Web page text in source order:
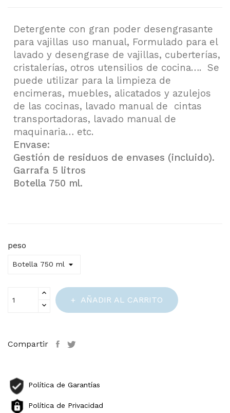
Detergente con gran poder desengrasante
para vajillas uso manual, Formulado para el
lavado y desengrase de vajillas, cuberterías,
cristalerías, otros utensilios de cocina…. Se
puede utilizar para la limpieza de
encimeras, muebles, alicatados y azulejos
de las cocinas, lavado manual de cintas
transportadoras, lavado manual de
maquinaria… etc.
Envase:
Gestión de residuos de envases (incluido).
Garrafa 5 litros
Botella 750 ml.
peso
AÑADIR AL CARRITO
Compartir
Política de Garantías
Política de Privacidad